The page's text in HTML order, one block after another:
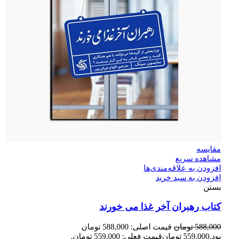
مقایسه
مشاهده سریع
افزودن به علاقه‌مندی‌ها
افزودن به سبد خرید
بستن
کتاب رهبران آخر غذا می خورند
588,000 تومان
قیمت اصلی: 588,000 تومان
بود.559,000 تومانقیمت فعلی: 559,000 تومان.